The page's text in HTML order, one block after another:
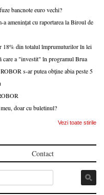
bancnote euro vechi?
amenințat cu raportarea la Biroul de
18% din totalul împrumuturilor în lei
care a "investit" în programul Brua
s-ar putea obține abia peste 5
doar cu buletinul?
Vezi toate stirile
Contact